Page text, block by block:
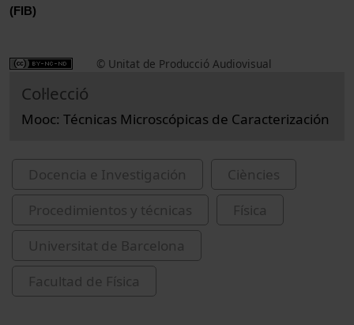
(FIB)
© Unitat de Producció Audiovisual
Col·lecció
Mooc: Técnicas Microscópicas de Caracterización
Docencia e Investigación
Ciències
Procedimientos y técnicas
Física
Universitat de Barcelona
Facultad de Física